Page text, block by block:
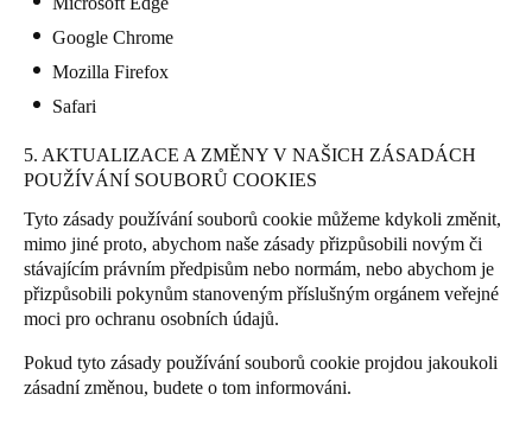
Google Chrome
Mozilla Firefox
Safari
5. AKTUALIZACE A ZMĚNY V NAŠICH ZÁSADÁCH
POUŽÍVÁNÍ SOUBORŮ COOKIES
Tyto zásady používání souborů cookie můžeme kdykoli změnit,
mimo jiné proto, abychom naše zásady přizpůsobili novým či
stávajícím právním předpisům nebo normám, nebo abychom je
přizpůsobili pokynům stanoveným příslušným orgánem veřejné
moci pro ochranu osobních údajů.
Pokud tyto zásady používání souborů cookie projdou jakoukoli
zásadní změnou, budete o tom informováni.